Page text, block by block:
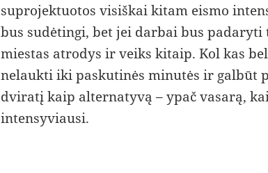
suprojektuotos visiškai kitam eismo
bus sudėtingi, bet jei darbai bus
miestas atrodys ir veiks kitaip. Kol kas
nelaukti iki paskutinės minutės ir galbūt
dviratį kaip alternatyvą – ypač vasarą,
intensyviausi.